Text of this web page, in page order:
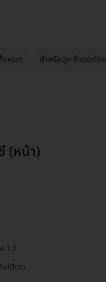
หมด สำหรับลูกค้าองค์กร
(หน้า)
1 ที่
ได้เลย